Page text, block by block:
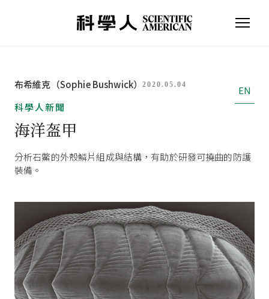
布希維克（Sophie Bushwick）2020.05.04
EN
科學人新聞
海洋盔甲
分析石鱉的外殼鱗片組成與結構，有助於研發可撓曲的防護
裝備。